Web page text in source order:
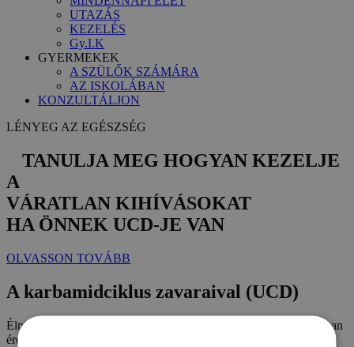
UTAZÁS
KEZELÉS
Gy.I.K
GYERMEKEK
A SZÜLŐK SZÁMÁRA
AZ ISKOLÁBAN
KONZULTÁLJON
LÉNYEG AZ EGÉSZSÉG
TANULJA MEG HOGYAN KEZELJE
A
VÁRATLAN KIHÍVÁSOKAT
HA ÖNNEK UCD-JE VAN
OLVASSON TOVÁBB
A karbamidciklus zavaraival (UCD)
Élni kihívást jelenthet, de sokat tehet UCD-je kezeléséért, és jobban
érezheti magát a mindennapokban. Az „UCD és Ön” az Önhöz